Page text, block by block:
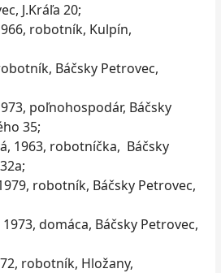
J.Kráľa 20;
robotník, Kulpín,
Báčsky Petrovec,
poľnohospodár, Báčsky
35;
1963, robotníčka, Báčsky
robotník, Báčsky Petrovec,
domáca, Báčsky Petrovec,
robotník, Hložany,